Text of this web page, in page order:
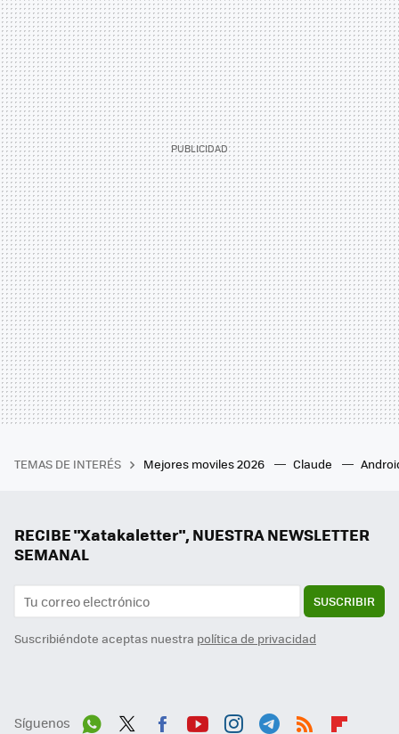
TEMAS DE INTERÉS Mejores moviles 2026 Claude
RECIBE "Xatakaletter", NUESTRA NEWSLETTER
SEMANAL
SUSCRIBIR
Suscribiéndote aceptas nuestra política de privacidad
Síguenos